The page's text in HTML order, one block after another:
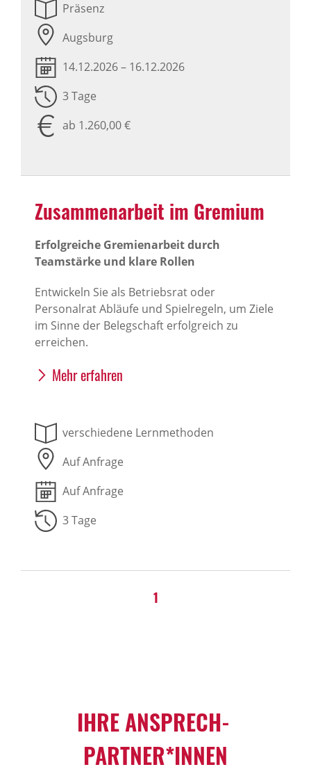
Präsenz
Augsburg
14.12.2026 – 16.12.2026
3 Tage
ab 1.260,00 €
Zusam­men­ar­beit im Gremium
Erfolgreiche Gremienarbeit durch
Teamstärke und klare Rollen
Entwickeln Sie als Betriebsrat oder
Personalrat Abläufe und Spielregeln, um Ziele
im Sinne der Belegschaft erfolgreich zu
erreichen.
Mehr erfahren
verschiedene Lernmethoden
Auf Anfrage
Auf Anfrage
3 Tage
1
IHRE ANSPRECH­
PARTNER*INNEN